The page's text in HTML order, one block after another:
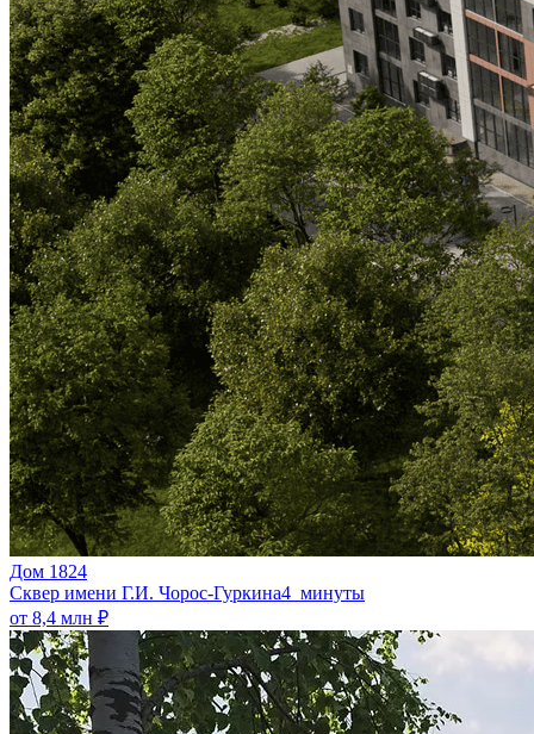
Дом 1824
Сквер имени Г.И. Чорос-Гуркина4 минуты
от 8,4 млн ₽